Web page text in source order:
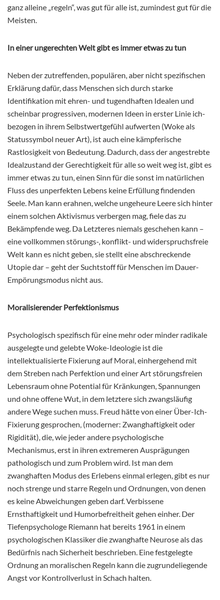
ganz alleine „regeln“, was gut für alle ist, zumindest gut für die
Meisten.
In einer ungerechten Welt gibt es immer etwas zu tun
Neben der zutreffenden, populären, aber nicht spezifischen
Erklärung dafür, dass Menschen sich durch starke
Identifikation mit ehren- und tugendhaften Idealen und
scheinbar progressiven, modernen Ideen in erster Linie ich-
bezogen in ihrem Selbstwertgefühl aufwerten (Woke als
Statussymbol neuer Art), ist auch eine kämpferische
Rastlosigkeit von Bedeutung. Dadurch, dass der angestrebte
Idealzustand der Gerechtigkeit für alle so weit weg ist, gibt es
immer etwas zu tun, einen Sinn für die sonst im natürlichen
Fluss des unperfekten Lebens keine Erfüllung findenden
Seele. Man kann erahnen, welche ungeheure Leere sich hinter
einem solchen Aktivismus verbergen mag, fiele das zu
Bekämpfende weg. Da Letzteres niemals geschehen kann –
eine vollkommen störungs-, konflikt- und widerspruchsfreie
Welt kann es nicht geben, sie stellt eine abschreckende
Utopie dar – geht der Suchtstoff für Menschen im Dauer-
Empörungsmodus nicht aus.
Moralisierender Perfektionismus
Psychologisch spezifisch für eine mehr oder minder radikale
ausgelegte und gelebte Woke-Ideologie ist die
intellektualisierte Fixierung auf Moral, einhergehend mit
dem Streben nach Perfektion und einer Art störungsfreien
Lebensraum ohne Potential für Kränkungen, Spannungen
und ohne offene Wut, in dem letztere sich zwangsläufig
andere Wege suchen muss. Freud hätte von einer Über-Ich-
Fixierung gesprochen, (moderner: Zwanghaftigkeit oder
Rigidität), die, wie jeder andere psychologische
Mechanismus, erst in ihren extremeren Ausprägungen
pathologisch und zum Problem wird. Ist man dem
zwanghaften Modus des Erlebens einmal erlegen, gibt es nur
noch strenge und starre Regeln und Ordnungen, von denen
es keine Abweichungen geben darf. Verbissene
Ernsthaftigkeit und Humorbefreitheit gehen einher. Der
Tiefenpsychologe Riemann hat bereits 1961 in einem
psychologischen Klassiker die zwanghafte Neurose als das
Bedürfnis nach Sicherheit beschrieben. Eine festgelegte
Ordnung an moralischen Regeln kann die zugrundeliegende
Angst vor Kontrollverlust in Schach halten.